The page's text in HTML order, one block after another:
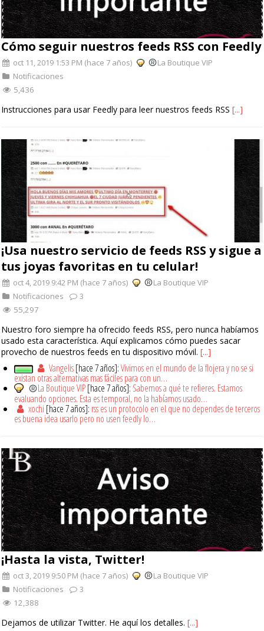
Cómo seguir nuestros feeds RSS con Feedly
oct 11, 2019 1:53 PM (hace 7 años)
La Boutique VIP
Notificaciones
5,436
Instrucciones para usar Feedly para leer nuestros feeds RSS [...]
¡Usa nuestro servicio de feeds RSS y sigue a
tus joyas favoritas en tu celular!
oct 4, 2019 9:42 PM (hace 7 años)
La Boutique VIP
Notificaciones
3
55,297
Nuestro foro siempre ha ofrecido feeds RSS, pero nunca habíamos
usado esta característica. Aquí explicamos cómo puedes sacar
provecho de nuestros feeds en tu dispositivo móvil. [...]
Vangelis[hace 7 años]:Vivimos en el mundo de la flojera y no se si
existan otras alternativas mas fáciles para con un…
La Boutique VIP[hace 7 años]: Sabemos a qué te refieres. Estamos
evaluando opciones. Esta es temporal, no la habíamos usado…
xochi [hace 7 años]: rss es un protocolo en el que no dependes de terceros
es buena idea usarlo pero no usen feedly lo…
¡Hasta la vista, Twitter!
oct 3, 2019 9:50 PM (hace 7 años)
La Boutique VIP
Notificaciones
3
12,388
Dejamos de utilizar Twitter. He aquí los detalles. [...]